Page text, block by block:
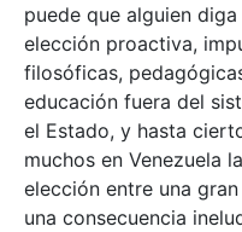
puede que alguien
elección proactiva,
filosóficas,
educación fuera del
el Estado, y hasta
muchos en Venezuela
elección entre una
una consecuencia